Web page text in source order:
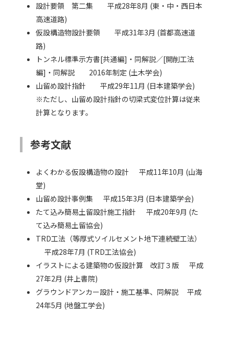
設計要領 第二集 平成28年8月 (東・中・西日本
高速道路)
仮設構造物設計要領 平成31年3月 (首都高速道
路)
トンネル標準示方書[共通編]・同解説／[開削工法
編]・同解説 2016年制定 (土木学会)
山留め設計指針 平成29年11月 (日本建築学会)
※ただし、山留め設計指針の切梁式変位計算は従来
計算となります。
参考文献
よくわかる仮設構造物の設計 平成11年10月 (山海
堂)
山留め設計事例集 平成15年3月 (日本建築学会)
たて込み簡易土留設計施工指針 平成20年9月 (た
て込み簡易土留協会)
TRD工法（等厚式ソイルセメント地下連続壁工法）
平成28年7月 (TRD工法協会)
イラストによる建築物の仮設計算 改訂３版 平成
27年2月 (井上書院)
グラウンドアンカー設計・施工基準、同解説 平成
24年5月 (地盤工学会)